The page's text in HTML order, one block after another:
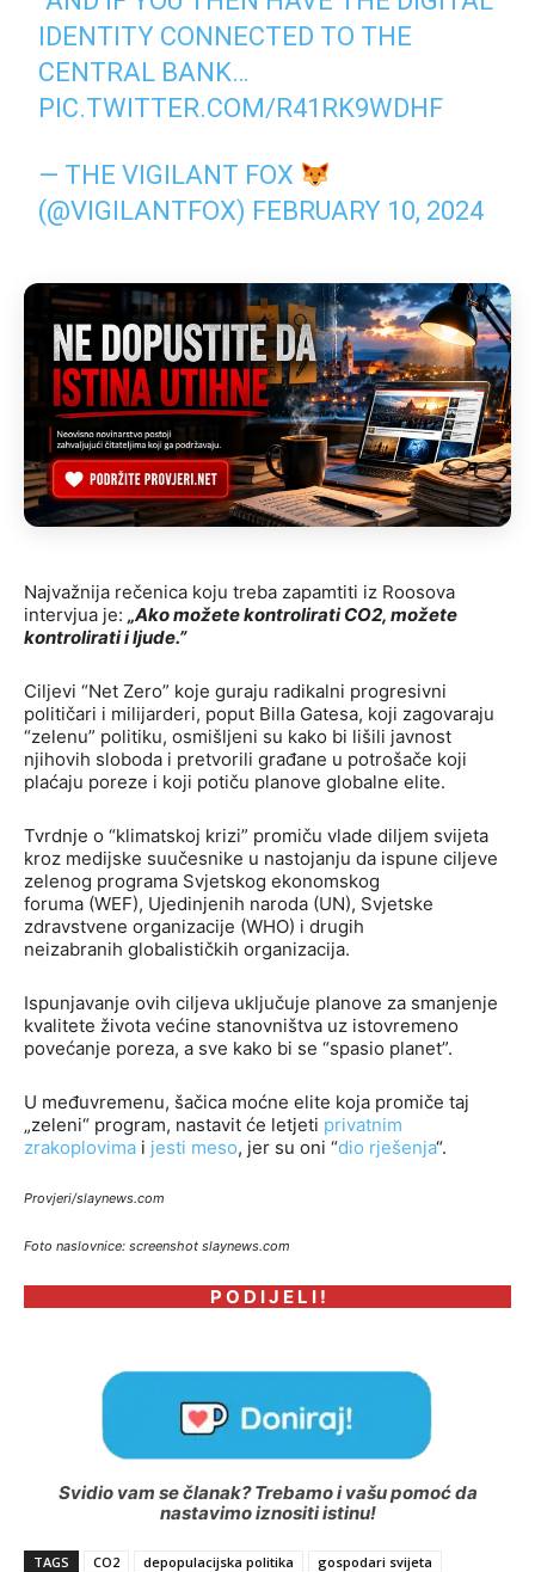
IDENTITY CONNECTED TO THE
CENTRAL BANK…
PIC.TWITTER.COM/R41RK9WDHF
— THE VIGILANT FOX
(@VIGILANTFOX) FEBRUARY 10, 2024
Najvažnija rečenica koju treba zapamtiti iz Roosova
intervjua je: „Ako možete kontrolirati CO2, možete
kontrolirati i ljude.”
Ciljevi “Net Zero” koje guraju radikalni progresivni
političari i milijarderi, poput Billa Gatesa, koji zagovaraju
“zelenu” politiku, osmišljeni su kako bi lišili javnost
njihovih sloboda i pretvorili građane u potrošače koji
plaćaju poreze i koji potiču planove globalne elite.
Tvrdnje o “klimatskoj krizi” promiču vlade diljem svijeta
kroz medijske suučesnike u nastojanju da ispune ciljeve
zelenog programa Svjetskog ekonomskog
foruma (WEF), Ujedinjenih naroda (UN), Svjetske
zdravstvene organizacije (WHO) i drugih
neizabranih globalističkih organizacija.
Ispunjavanje ovih ciljeva uključuje planove za smanjenje
kvalitete života većine stanovništva uz istovremeno
povećanje poreza, a sve kako bi se “spasio planet”.
U međuvremenu, šačica moćne elite koja promiče taj
„zeleni“ program, nastavit će letjeti privatnim
zrakoplovima i jesti meso, jer su oni “dio rješenja“.
Provjeri/slaynews.com
Foto naslovnice: screenshot slaynews.com
P O D I J E L I !
Svidio vam se članak? Trebamo i vašu pomoć da
nastavimo iznositi istinu!
TAGS CO2 depopulacijska politika
gospodari svijeta